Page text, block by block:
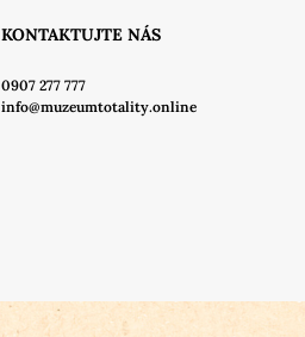
KONTAKTUJTE NÁS
0907 277 777
info@muzeumtotality.online